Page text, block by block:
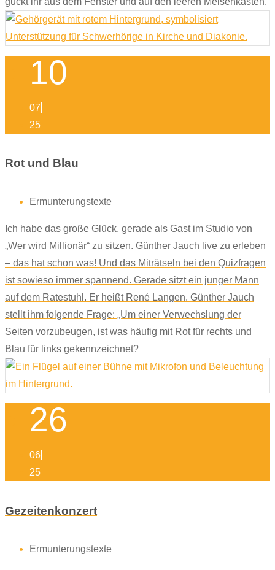
10
07
25
Rot und Blau
Ermunterungstexte
Ich habe das große Glück, gerade als Gast im Studio von
„Wer wird Millionär“ zu sitzen. Günther Jauch live zu erleben
– das hat schon was! Und das Miträtseln bei den Quizfragen
ist sowieso immer spannend. Gerade sitzt ein junger Mann
auf dem Ratestuhl. Er heißt René Langen. Günther Jauch
stellt ihm folgende Frage: „Um einer Verwechslung der
Seiten vorzubeugen, ist was häufig mit Rot für rechts und
Blau für links gekennzeichnet?
26
06
25
Gezeitenkonzert
Ermunterungstexte